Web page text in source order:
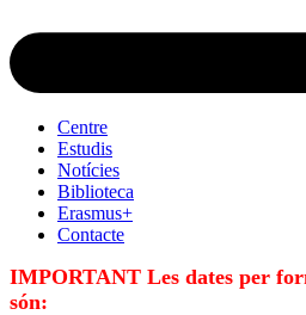
Centre
Estudis
Notícies
Biblioteca
Erasmus+
Contacte
IMPORTANT Les dates per
són: